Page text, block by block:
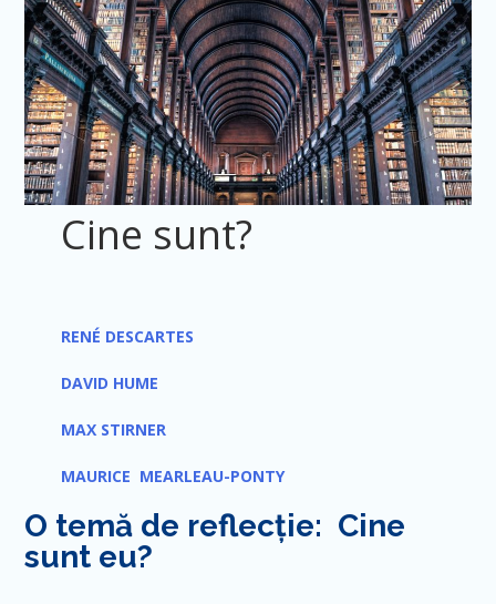
Cine sunt?
RENÉ DESCARTES
DAVID HUME
MAX STIRNER
MAURICE MEARLEAU-PONTY
O temă de reflecție: Cine
sunt eu?